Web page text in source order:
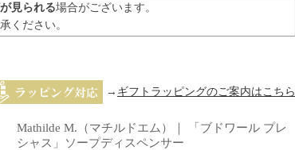
見られる場合がございます。
ください。
→ ギフトラッピングのご案内はこちら
Mathilde M.（マチルドエム）｜ 「ブドワール プレ
シャス」ソープディスペンサー